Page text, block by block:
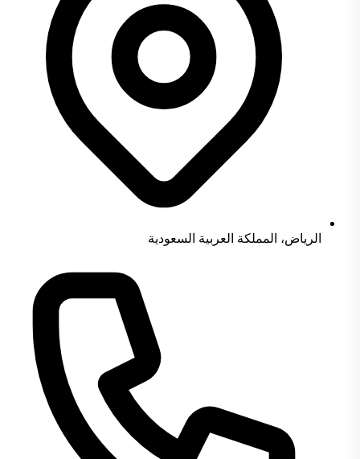
الرياض، المملكة العربية السعودية